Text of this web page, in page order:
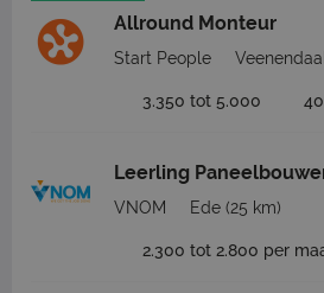
Allround Monteur
Start People Veenendaal
3.350 tot 5.000
Leerling
VNOM Ede (25 km)
2.300 tot 2.800 per